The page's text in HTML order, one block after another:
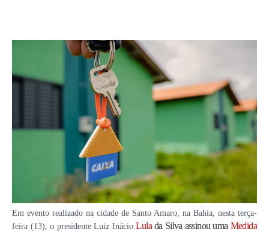
Em evento realizado na cidade de Santo Amaro, na Bahia, nesta terça-
feira (13), o presidente Luiz InácioLulada Silva assinou uma Medida